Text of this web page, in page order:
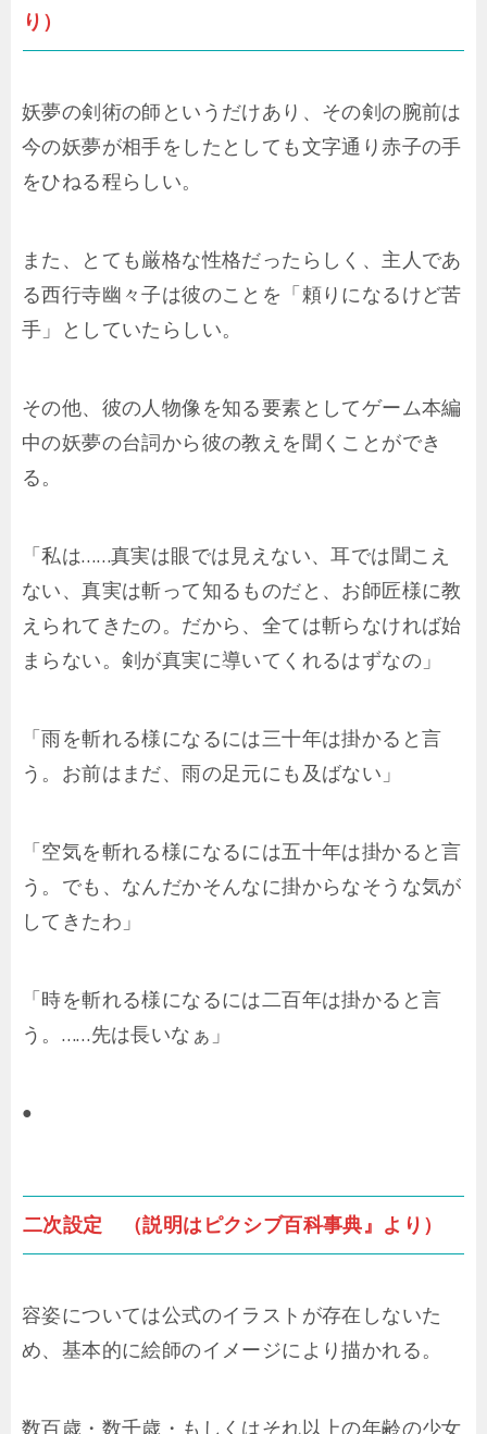
り）
妖夢の剣術の師というだけあり、その剣の腕前は
今の妖夢が相手をしたとしても文字通り赤子の手
をひねる程らしい。
また、とても厳格な性格だったらしく、主人であ
る西行寺幽々子は彼のことを「頼りになるけど苦
手」としていたらしい。
その他、彼の人物像を知る要素としてゲーム本編
中の妖夢の台詞から彼の教えを聞くことができ
る。
「私は……真実は眼では見えない、耳では聞こえ
ない、真実は斬って知るものだと、お師匠様に教
えられてきたの。だから、全ては斬らなければ始
まらない。剣が真実に導いてくれるはずなの」
「雨を斬れる様になるには三十年は掛かると言
う。お前はまだ、雨の足元にも及ばない」
「空気を斬れる様になるには五十年は掛かると言
う。でも、なんだかそんなに掛からなそうな気が
してきたわ」
「時を斬れる様になるには二百年は掛かると言
う。……先は長いなぁ」
●
二次設定 （説明はピクシブ百科事典』より）
容姿については公式のイラストが存在しないた
め、基本的に絵師のイメージにより描かれる。